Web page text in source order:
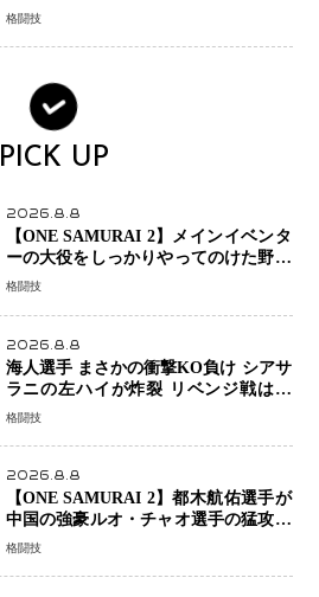
ョンか混迷続く
格闘技
PICK UP
2026.8.8
【ONE SAMURAI 2】メインイベンタ
ーの大役をしっかりやってのけた野杁
正明が衝撃のリベンジ！ リウ・メン
ーで完全決着
格闘技
2026.8.8
海人選手 まさかの衝撃KO負け シアサ
ラニの左ハイが炸裂 リベンジ戦は一
瞬で決着
格闘技
2026.8.8
【ONE SAMURAI 2】都木航佑選手が
中国の強豪ルオ・チャオ選手の猛攻を
受けながらも的確な攻撃で応戦 最後
格闘技